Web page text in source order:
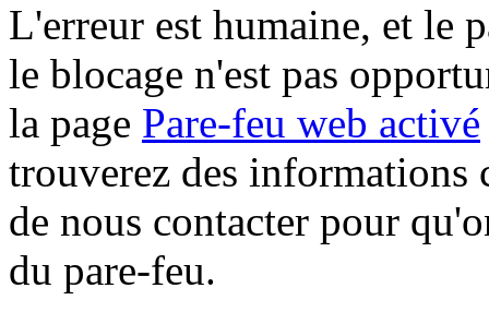
L'erreur est humaine, et le
le blocage n'est pas
la page Pare-feu web activé
trouverez des informations
de nous contacter pour
du pare-feu.